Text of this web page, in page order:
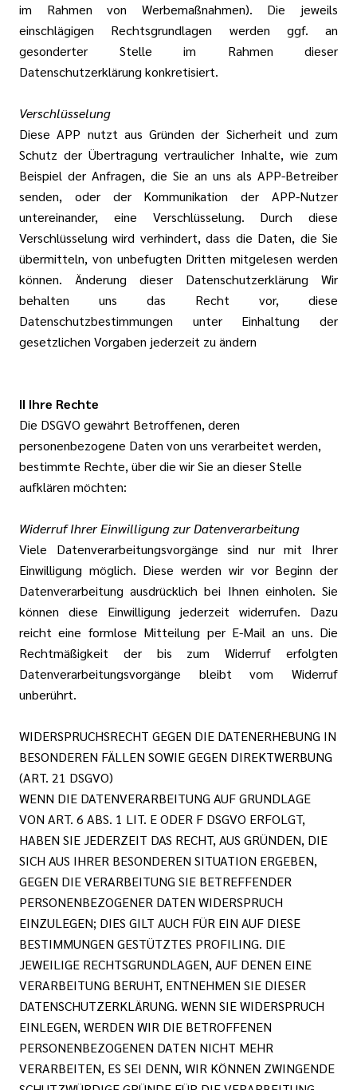
im Rahmen von Werbemaßnahmen). Die jeweils
einschlägigen Rechtsgrundlagen werden ggf. an
gesonderter Stelle im Rahmen dieser
Datenschutzerklärung konkretisiert.
Verschlüsselung
Diese APP nutzt aus Gründen der Sicherheit und zum
Schutz der Übertragung vertraulicher Inhalte, wie zum
Beispiel der Anfragen, die Sie an uns als APP-Betreiber
senden, oder der Kommunikation der APP-Nutzer
untereinander, eine Verschlüsselung. Durch diese
Verschlüsselung wird verhindert, dass die Daten, die Sie
übermitteln, von unbefugten Dritten mitgelesen werden
können. Änderung dieser Datenschutzerklärung Wir
behalten uns das Recht vor, diese
Datenschutzbestimmungen unter Einhaltung der
gesetzlichen Vorgaben jederzeit zu ändern
II Ihre Rechte
Die DSGVO gewährt Betroffenen, deren
personenbezogene Daten von uns verarbeitet werden,
bestimmte Rechte, über die wir Sie an dieser Stelle
aufklären möchten:
Widerruf Ihrer Einwilligung zur Datenverarbeitung
Viele Datenverarbeitungsvorgänge sind nur mit Ihrer
Einwilligung möglich. Diese werden wir vor Beginn der
Datenverarbeitung ausdrücklich bei Ihnen einholen. Sie
können diese Einwilligung jederzeit widerrufen. Dazu
reicht eine formlose Mitteilung per E-Mail an uns. Die
Rechtmäßigkeit der bis zum Widerruf erfolgten
Datenverarbeitungsvorgänge bleibt vom Widerruf
unberührt.
WIDERSPRUCHSRECHT GEGEN DIE DATENERHEBUNG IN
BESONDEREN FÄLLEN SOWIE GEGEN DIREKTWERBUNG
(ART. 21 DSGVO)
WENN DIE DATENVERARBEITUNG AUF GRUNDLAGE
VON ART. 6 ABS. 1 LIT. E ODER F DSGVO ERFOLGT,
HABEN SIE JEDERZEIT DAS RECHT, AUS GRÜNDEN, DIE
SICH AUS IHRER BESONDEREN SITUATION ERGEBEN,
GEGEN DIE VERARBEITUNG SIE BETREFFENDER
PERSONENBEZOGENER DATEN WIDERSPRUCH
EINZULEGEN; DIES GILT AUCH FÜR EIN AUF DIESE
BESTIMMUNGEN GESTÜTZTES PROFILING. DIE
JEWEILIGE RECHTSGRUNDLAGEN, AUF DENEN EINE
VERARBEITUNG BERUHT, ENTNEHMEN SIE DIESER
DATENSCHUTZERKLÄRUNG. WENN SIE WIDERSPRUCH
EINLEGEN, WERDEN WIR DIE BETROFFENEN
PERSONENBEZOGENEN DATEN NICHT MEHR
VERARBEITEN, ES SEI DENN, WIR KÖNNEN ZWINGENDE